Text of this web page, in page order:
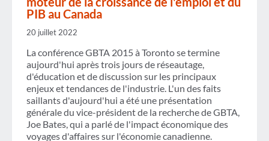
PIB au Canada
20 juillet 2022
La conférence GBTA 2015 à Toronto se termine
aujourd'hui après trois jours de réseautage,
d'éducation et de discussion sur les principaux
enjeux et tendances de l'industrie. L'un des faits
saillants d'aujourd'hui a été une présentation
générale du vice-président de la recherche de GBTA,
Joe Bates, qui a parlé de l'impact économique des
voyages d'affaires sur l'économie canadienne.